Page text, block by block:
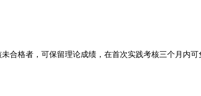
合格者，可保留理论成绩，在首次实践考核三个月内可